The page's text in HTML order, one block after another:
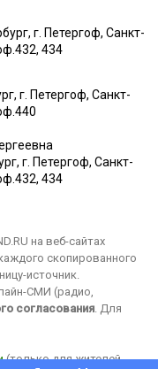
г. Петергоф, Санкт-
434
г. Петергоф, Санкт-
г. Петергоф, Санкт-
434
на веб-сайтах
скопированного
источник.
СМИ (радио,
согласования. Для
(только для жителей